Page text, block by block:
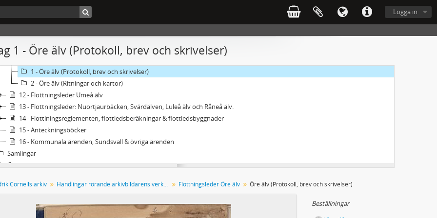
Logga in
1 - Öre älv (Protokoll, brev och skrivelser)
7 - Flottningsleder i Gimån, & Selångerån
8 - Flottningsleder: Indalsälven, Gerån, Halån, Laxsjö, Mjellån, Ljustorpsån, Oxsjön, Singån, Sikåsån, Örån, Öjarån, Hofvermoån, Sällsjön, Ockesjön & Nästån
9 - Flottningsleder i Gådeån, Ångermanälven, Fjällsjöälven, Faxälven
10 - Flottningsleder i Moälven
1 - Öre älv (Protokoll, brev och skrivelser)
2 - Öre älv (Ritningar och kartor)
12 - Flottningsleder Umeå älv
13 - Flottningsleder: Nuortjaurbäcken, Svärdälven, Luleå älv och Råneå älv.
14 - Flottlningsreglementen, flottledsberäkningar & flottledsbyggnader
15 - Anteckningsböcker
16 - Kommunala ärenden, Sundsvall & övriga ärenden
Samlingar
Övrigt
Cornells arkiv Handlingar rörande arkivbildarens verksamhet Flottningsleder Öre älv Öre älv (Protokoll, brev och skrivelser)
Beställningar